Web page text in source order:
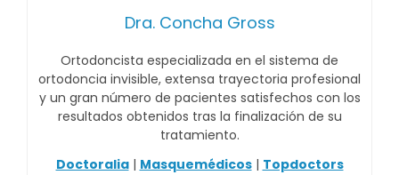
Dra. Concha Gross
Ortodoncista especializada en el sistema de
ortodoncia invisible, extensa trayectoria profesional
y un gran número de pacientes satisfechos con los
resultados obtenidos tras la finalización de su
tratamiento.
Doctoralia| Masquemédicos| Topdoctors